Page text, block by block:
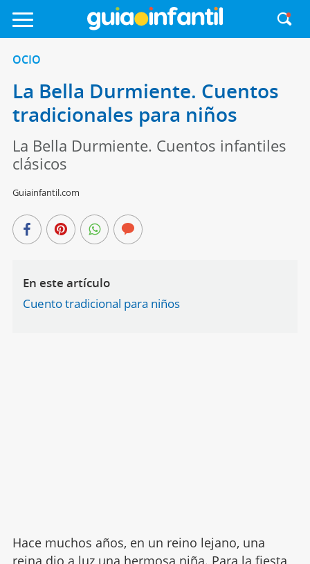
OCIO
La Bella Durmiente. Cuentos
tradicionales para niños
La Bella Durmiente. Cuentos infantiles
clásicos
Guiainfantil.com
En este artículo
Cuento tradicional para niños
Hace muchos años, en un reino lejano, una
reina dio a luz una hermosa niña. Para la fiesta